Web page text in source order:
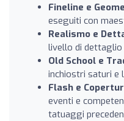
Fineline e
eseguiti con
Realismo e
livello di dettaglio
Old School e
inchiostri saturi e
Flash e
eventi e
tatuaggi